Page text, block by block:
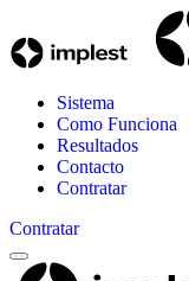
Sistema
Como Funciona
Resultados
Contacto
Contratar
Contratar
Menu
Implest